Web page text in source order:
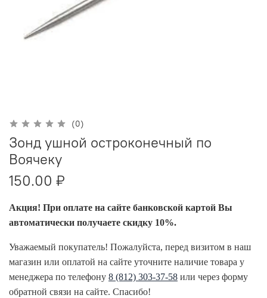
(0)
Зонд ушной остроконечный по
Воячеку
150.00 ₽
Акция! При оплате на сайте банковской картой Вы
автоматически получаете скидку 10%.
Уважаемый покупатель! Пожалуйста, перед визитом в наш
магазин или оплатой на сайте уточните наличие товара у
менеджера по телефону 8 (812) 303-37-58 или через форму
обратной связи на сайте. Спасибо!